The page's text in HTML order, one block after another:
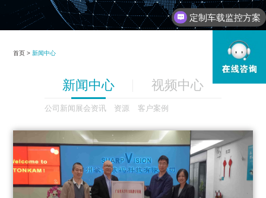
首页 > 新闻中心
新闻中心
公司新闻 展会资讯 资源 客户案例
视频中心
行业案例介绍